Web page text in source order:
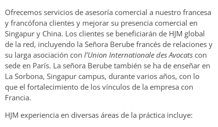
Ofrecemos servicios de asesoría comercial a nuestro francesa
y francófona clientes y mejorar su presencia comercial en
Singapur y China. Los clientes se beneficiarán de HJM global
de la red, incluyendo la Señora Berube francés de relaciones y
su larga asociación con l’Union Internationale des Avocats con
sede en París. La señora Berube también se ha de enseñar en
La Sorbona, Singapur campus, durante varios años, con lo
que el fortalecimiento de los vínculos de la empresa con
Francia.
HJM experiencia en diversas áreas de la práctica incluye: